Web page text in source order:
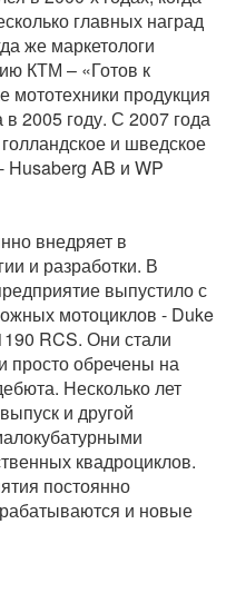
главных наград
же маркетологи
КТМ – «Готов к
мототехники продукция
2005 году. С 2007 года
и шведское
Husaberg AB и WP
внедряет в
и разработки. В
выпустило с
мотоциклов - Duke
RCS. Они стали
просто обречены на
Несколько лет
и другой
квадроциклов.
постоянно
и новые